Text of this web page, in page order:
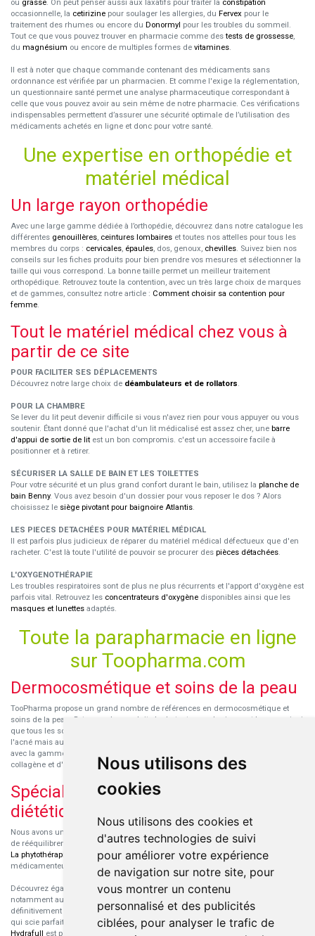
Nous utilisons des
cookies
Nous utilisons des cookies et
d'autres technologies de suivi
pour améliorer votre expérience
de navigation sur notre site, pour
vous montrer un contenu
personnalisé et des publicités
ciblées, pour analyser le trafic de
ou grasse. On peut penser aussi aux laxatifs pour traiter la constipation
occasionnelle, la cetirizine pour soulager les allergies, du Fervex pour le
traitement des rhumes ou encore du Donormyl pour les troubles du sommeil.
Tout ce que vous pouvez trouver en pharmacie comme destests de grossesse,
du magnésium ou encore de multiples formes de vitamines.
Il est à noter que chaque commande contenant des médicaments sans
ordonnance est vérifiée par un pharmacien. Et comme l'exige la réglementation,
un questionnaire santé permet une analyse pharmaceutique correspondant à
celle que vous pouvez avoir au sein même de notre pharmacie. Ces vérifications
indispensables permettent d’assurer une sécurité optimale de l’utilisation des
médicaments achetés en ligne et donc pour votre santé.
Une expertise en orthopédie et
matériel médical
Un large rayon orthopédie
Avec une large gamme dédiée à l’orthopédie, découvrez dans notre catalogue les
différentes genouillères, ceintures lombaires et toutes nos attelles pour tous les
membres du corps : cervicales, épaules, dos, genoux, chevilles. Suivez bien nos
conseils sur les fiches produits pour bien prendre vos mesures et sélectionner la
taille qui vous correspond. La bonne taille permet un meilleur traitement
orthopédique. Retrouvez toute la contention, avec un très large choix de marques
et de gammes, consultez notre article : Comment choisir sa contention pour
femme.
Tout le matériel médical chez vous à
partir de ce site
POUR FACILITER SES DÉPLACEMENTS
Découvrez notre large choix de déambulateurs et de rollators.
POUR LA CHAMBRE
Se lever du lit peut devenir difficile si vous n'avez rien pour vous appuyer ou vous
soutenir. Étant donné que l'achat d'un lit médicalisé est assez cher, une barre
d'appui de sortie de lit est un bon compromis. c'est un accessoire facile à
positionner et à retirer.
SÉCURISER LA SALLE DE BAIN ET LES TOILETTES
Pour votre sécurité et un plus grand confort durant le bain, utilisez la planche de
bain Benny. Vous avez besoin d'un dossier pour vous reposer le dos ? Alors
choisissez le siège pivotant pour baignoire Atlantis.
LES PIECES DETACHÉES POUR MATÉRIEL MÉDICAL
Il est parfois plus judicieux de réparer du matériel médical défectueux que d'en
racheter. C'est là toute l'utilité de pouvoir se procurer des pièces détachées.
L'OXYGENOTHÉRAPIE
Les troubles respiratoires sont de plus ne plus récurrents et l'apport d'oxygène est
parfois vital. Retrouvez les concentrateurs d'oxygène disponibles ainsi que les
masques et lunettes adaptés.
Toute la parapharmacie en ligne
sur Toopharma.com
Dermocosmétique et soins de la peau
TooPharma propose un grand nombre de références en dermocosmétique et
soins de la peau. Retrouvez les produits hydratants pour le visage et le corps ainsi
que tous les soins pour peaux sensibles ou à tendance atopique, les soins pour
l'acné mais aussi des démaquillants. Découvrez nos nouvelles références SVR
avec la gamme anti-âge pour les peaux encore jeunes
collagène et d'acide hyaluronique.
Spécialisation en micronutrition et
diététique
Nous avons un engouement particulier pour la micronutrition qui permet souvent
de rééquilibrer des carences ou d'améliorer des troubles métaboliques mineurs.
La phytothérapie
l'aromathérapiesont souvent complémentaires de traitements
médicamenteux lorsqu'ils sont bien conseillés.
Découvrez également les protéines et les produits de nutrition sportive,
notamment au sein de la gamme française
Eric Favre
. Cette gamme est
définitivement axée sur le choix qualitatif des ingrédients et sur une formulation
qui scie parfaitement aux besoins de chaque sportif. La gamme hydratation
Hydrafull est pensée pour une hydratation maximale.